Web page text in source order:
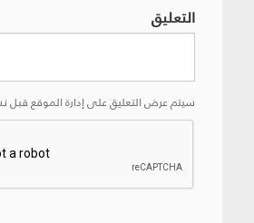
التعليق
سيتم عرض التعليق على إدارة الموقع قبل